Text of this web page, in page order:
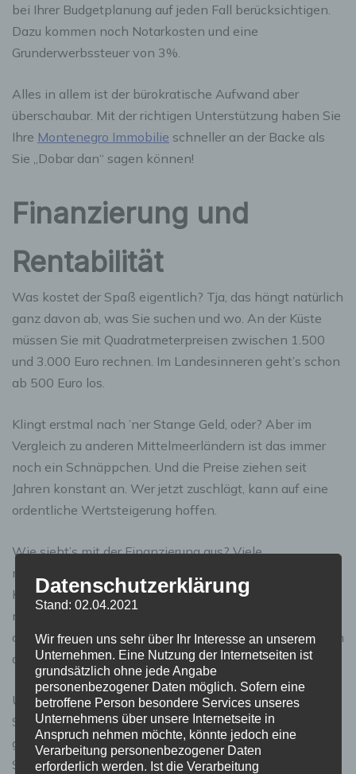
bei Ihrer Budgetplanung auf jeden Fall berücksichtigen.
Dazu kommen noch Notarkosten und eine
Grunderwerbssteuer von 3%.
Alles in allem ist der bürokratische Aufwand aber
überschaubar. Mit der richtigen Unterstützung haben Sie
Ihre Montenegro Immobilie schneller an der Backe als
Sie „Dobar dan“ sagen können!
Finanzierung und
Rentabilität
Was kostet der Spaß eigentlich? Tja, das hängt natürlich
ganz davon ab, was Sie suchen und wo. An der Küste
müssen Sie mit Quadratmeterpreisen zwischen 1.500
und 3.000 Euro rechnen. Im Landesinneren geht’s schon
ab 500 Euro los.
Klingt erstmal nach ’ner Stange Geld, oder? Aber im
Vergleich zu anderen Mittelmeerländern ist das immer
noch ein Schnäppchen. Und die Preise ziehen seit
Jahren konstant an. Wer jetzt zuschlägt, kann auf eine
ordentliche Wertsteigerung hoffen.
Wie sieht’s mit der Finanzierung aus? Viele
montenegrinische Banken vergeben inzwischen auch
Kredite an Ausländer. Die Konditionen sind aber meist
nicht so prickelnd. Besser, Sie bringen Eigenkapital mit
oder leihen sich das Geld in der Heimat. Da kriegen Sie in
der Regel bessere Zinsen.
Und was springt unterm Strich dabei raus? Also, wenn
Sie Ihre Immobilie als Feriendomizil nutzen wollen,
geht’s ja eh nicht primär um Rendite. Trotzdem können
Sie in der Nebensaison ganz gut vermieten und so Ihre
Datenschutzerklärung
Stand: 02.04.2021
Wir freuen uns sehr über Ihr Interesse an unserem
Unternehmen. Eine Nutzung der Internetseiten ist
grundsätzlich ohne jede Angabe
personenbezogener Daten möglich. Sofern eine
betroffene Person besondere Services unseres
Unternehmens über unsere Internetseite in
Anspruch nehmen möchte, könnte jedoch eine
Verarbeitung personenbezogener Daten
erforderlich werden. Ist die Verarbeitung